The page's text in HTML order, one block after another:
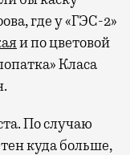
где у «ГЭС-2»
и по цветовой
Класа
По случаю
куда больше,